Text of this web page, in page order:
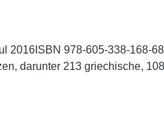
978-605-338-168-
darunter 213 griechische,